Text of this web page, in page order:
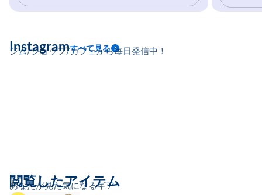
ジム/ショップ/カフェから毎日発信中！
Instagramすべて見る
あなたが見た気になるギア
閲覧したアイテム